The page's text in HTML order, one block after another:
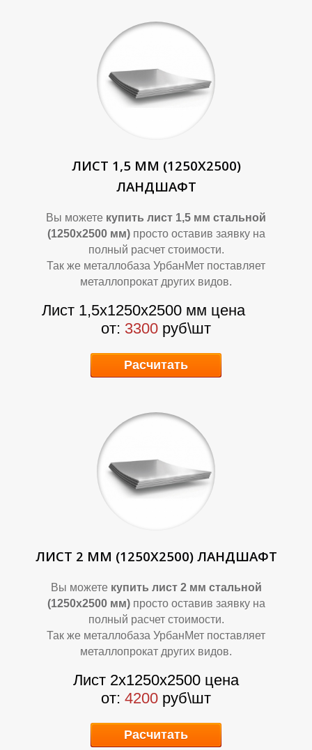
Л
О
ЛИСТ 1,5 ММ (1250Х2500)
ЛАНДШАФТ
Вы можете купить лист 1,5 мм стальной
(1250х2500 мм) просто оставив заявку на
полный расчет стоимости.
Так же металлобаза УрбанМет поставляет
металлопрокат других видов.
Лист 1,5х1250х2500 мм цена
от: 3300 руб\шт
Расчитать
ЛИСТ 2 ММ (1250Х2500) ЛАНДШАФТ
Вы можете купить лист 2 мм стальной
(1250х2500 мм) просто оставив заявку на
полный расчет стоимости.
Так же металлобаза УрбанМет поставляет
металлопрокат других видов.
Лист 2х1250х2500 цена
от: 4200 руб\шт
Расчитать
Л
О